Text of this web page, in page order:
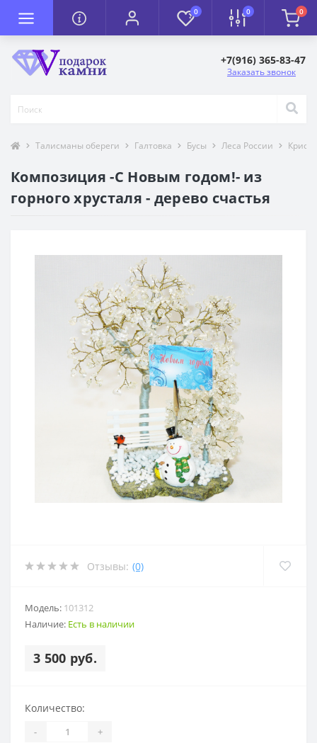
0 0 0
+7(916) 365-83-47
Заказать звонок
Талисманы обереги Галтовка Бусы Леса России
Композиция -С Новым годом!- из
горного хрусталя - дерево счастья
Отзывы: (0)
Модель: 101312
Наличие: Есть в наличии
3 500 руб.
Количество:
- +